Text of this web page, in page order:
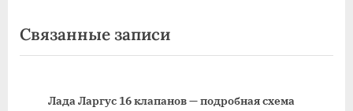
у
щ
у
ю
а
Связанные записи
Лада Ларгус 16 клапанов — подробная схема